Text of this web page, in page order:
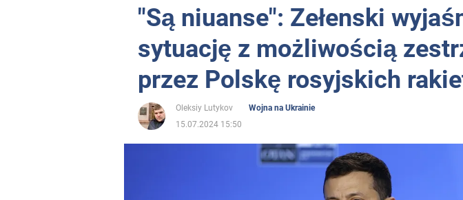
"Są niuanse": Zełenski
sytuację z możliwością
przez Polskę rosyjskich
Oleksiy Lutykov
Wojna na Ukrainie
15.07.2024 15:50